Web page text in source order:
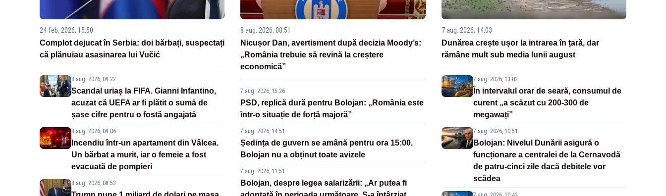
24 feb. 2026, 15:50
Complot dejucat în Serbia: doi bărbați, suspectați
că plănuiau asasinarea lui Vučić
8 aug. 2026, 09:22
Scandal uriaș la FIFA. Gianni Infantino,
acuzat că UEFA ar fi plătit o sumă de
șase cifre pentru o fostă angajată
8 aug. 2026, 09:06
Incendiu într-un apartament din Vâlcea.
Un bărbat a murit, iar o femeie a fost
evacuată de pompieri
8 aug. 2026, 08:53
8 aug. 2026, 08:51
Nicușor Dan, avertisment după decizia Moody’s:
„România trebuie să revină la creștere
economică”
7 aug. 2026, 15:26
PSD, replică dură pentru Bolojan: „România este
într-o situație de forță majoră”
7 aug. 2026, 14:51
Ședința de guvern se amână pentru ora 15:00.
Bolojan nu a obținut toate avizele
7 aug. 2026, 11:51
Bolojan, despre legea salarizării: „Ar putea fi
7 aug. 2026, 14:03
Dunărea crește ușor la intrarea în țară, dar
rămâne mult sub media lunii august
7 aug. 2026, 13:02
În intervalul orar de seară, consumul de
curent „a scăzut cu 200-300 de
megawați”
7 aug. 2026, 10:51
Bolojan: Nivelul Dunării asigură o
funcționare a centralei de la Cernavodă
de patru-cinci zile dacă debitele vor
scădea